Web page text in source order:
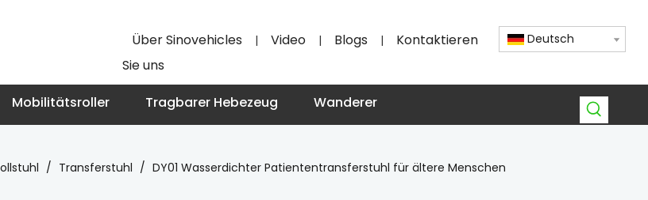
Über Sinovehicles | Video | Blogs |
Kontaktieren
Sie uns
Deutsch
Mobilitätsroller Tragbarer Hebezeug Wanderer
/ Transferstuhl / DY01 Wasserdichter Patiententransferstuhl für ältere Menschen